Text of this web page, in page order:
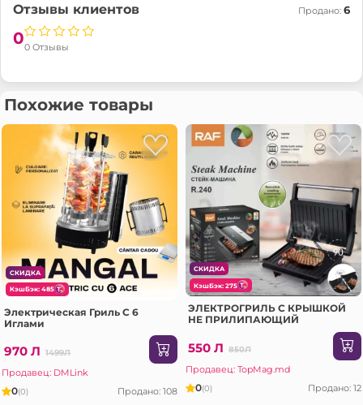
Отзывы клиентов
00 Отзывы
Продано: 6
Похожие товары
СКИДКА
КэшБэк: 485
Электрическая Гриль С 6
Иглами
970 Л 1499Л
Продавец: DMLink
0(0) Продано: 108
СКИДКА
КэшБэк: 275
ЭЛЕКТРОГРИЛЬ С КРЫШКОЙ
НЕ ПРИЛИПАЮЩИЙ
550 Л 850Л
Продавец: TopMag.md
0(0) Продано: 12